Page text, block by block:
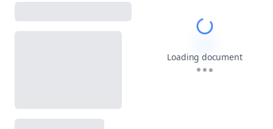
Loading document
Please wait